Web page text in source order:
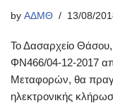
by ΑΔΜΘ 13/08/
Το Δασαρχείο
ΦΝ466/04-12-2017
Μεταφορών, θα
ηλεκτρονικής